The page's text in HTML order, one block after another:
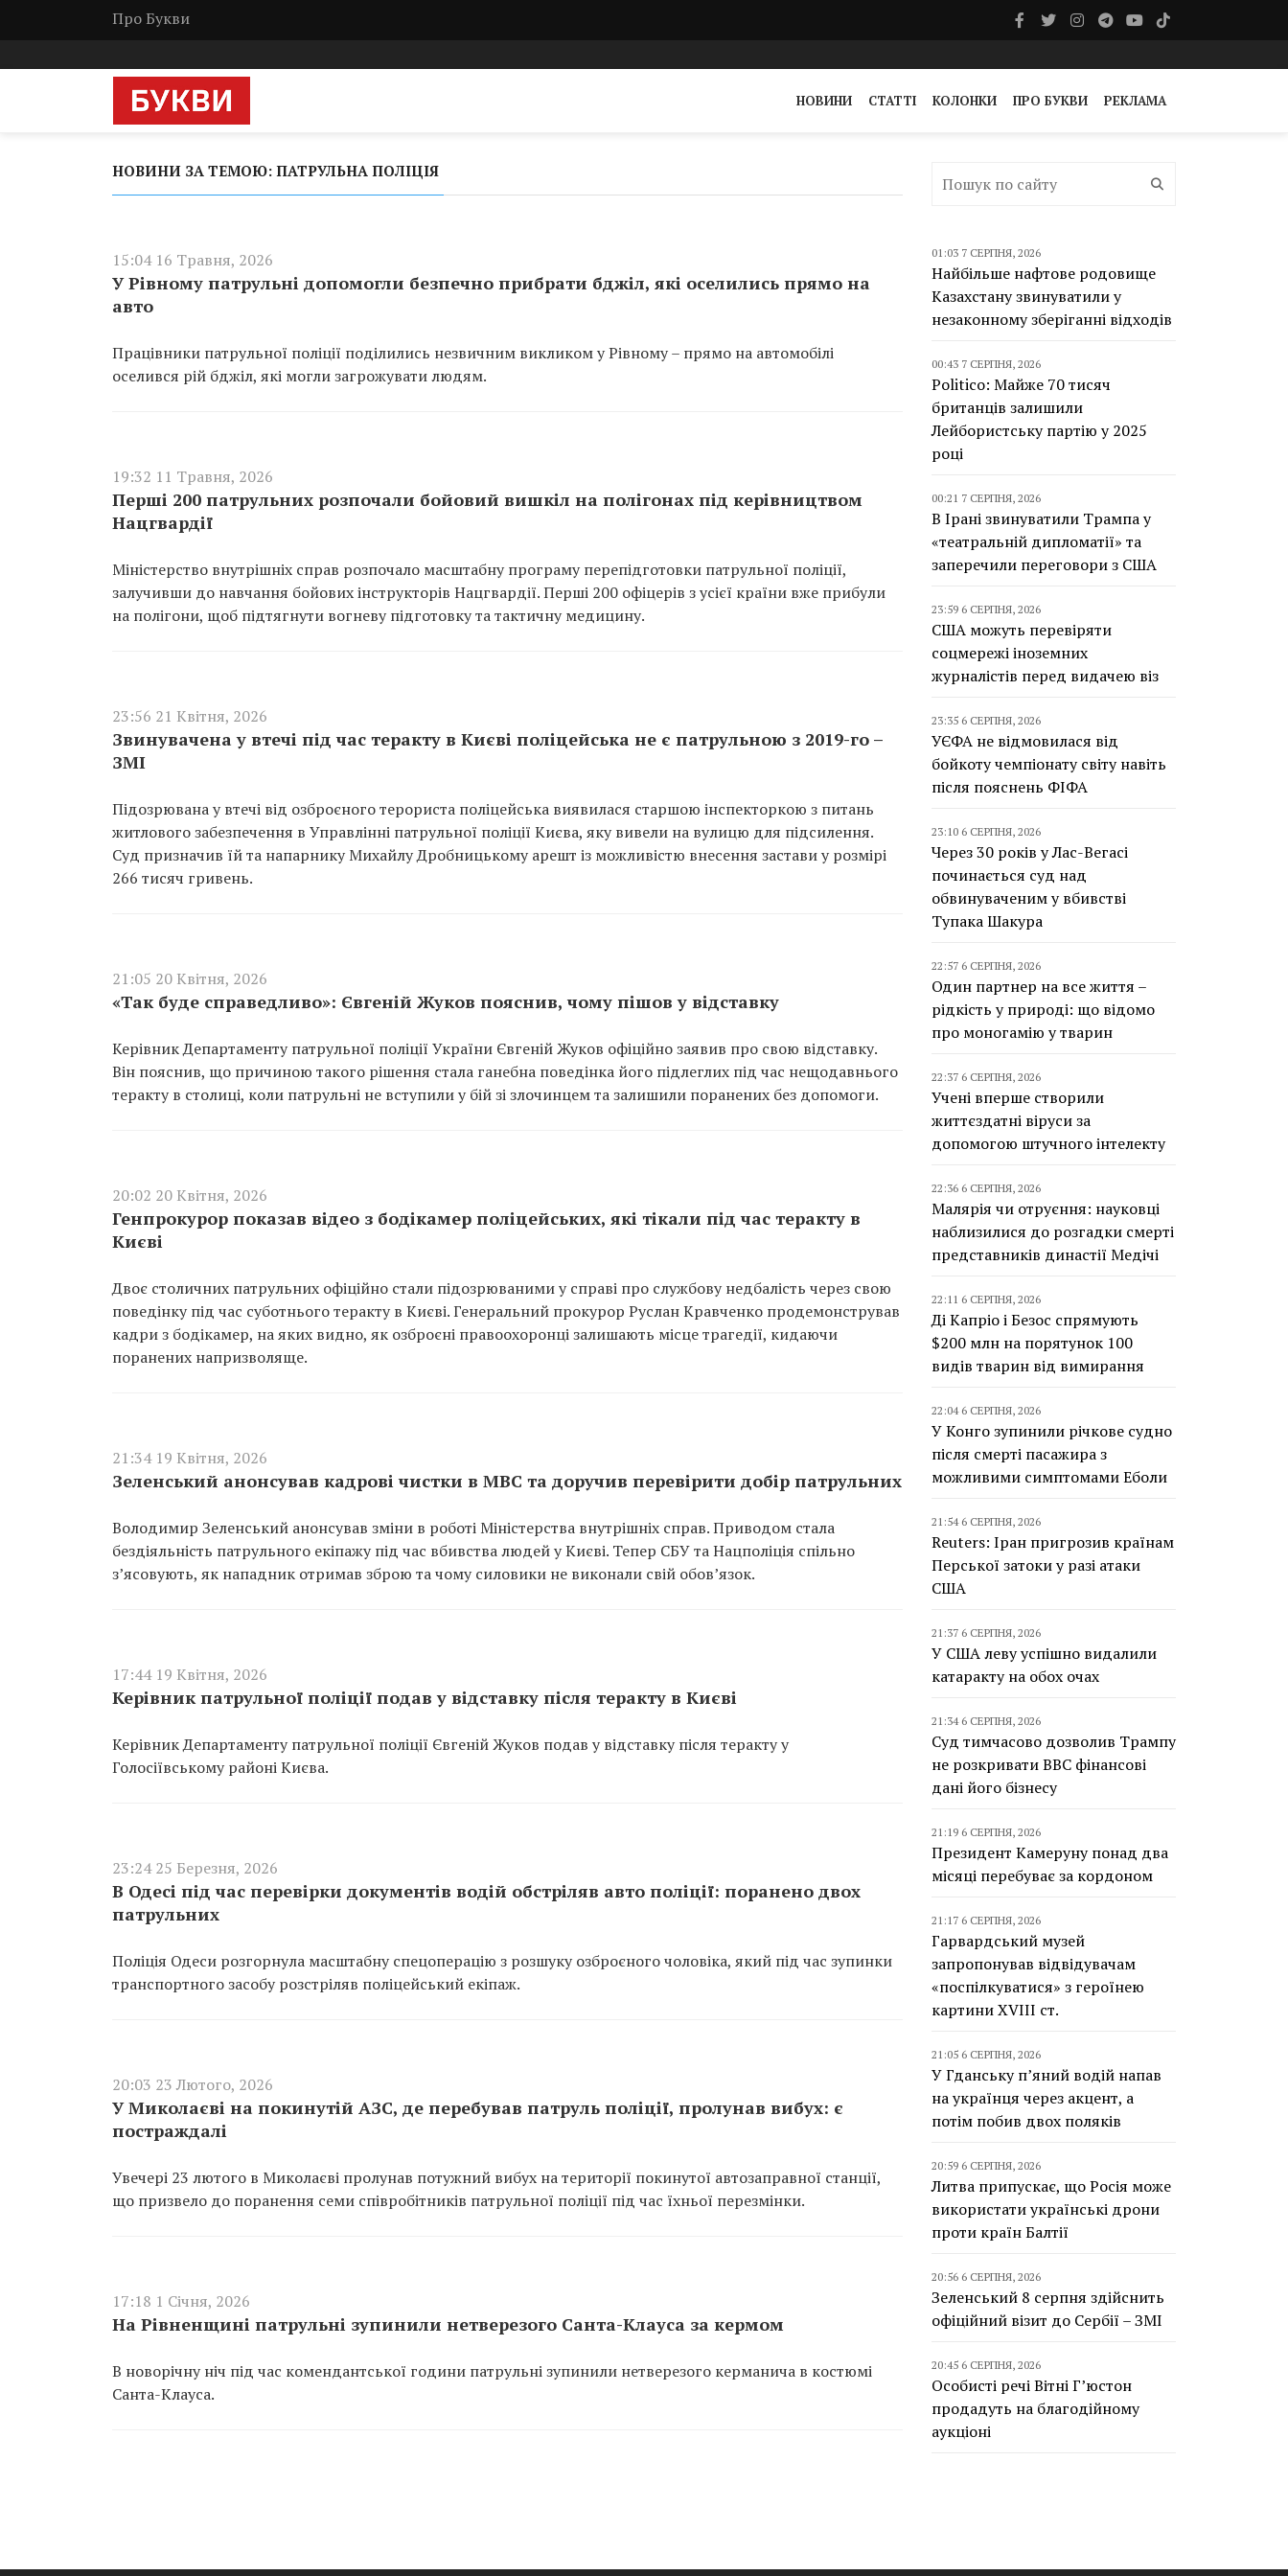
Про Букви
НОВИНИ СТАТТІ КОЛОНКИ ПРО БУКВИ РЕКЛАМА
НОВИНИ ЗА ТЕМОЮ: ПАТРУЛЬНА ПОЛІЦІЯ
15:04 16 Травня, 2026
У Рівному патрульні допомогли безпечно прибрати бджіл, які оселились прямо на
авто
Працівники патрульної поліції поділились незвичним викликом у Рівному – прямо на автомобілі
оселився рій бджіл, які могли загрожувати людям.
19:32 11 Травня, 2026
Перші 200 патрульних розпочали бойовий вишкіл на полігонах під керівництвом
Нацгвардії
Міністерство внутрішніх справ розпочало масштабну програму перепідготовки патрульної поліції,
залучивши до навчання бойових інструкторів Нацгвардії. Перші 200 офіцерів з усієї країни вже прибули
на полігони, щоб підтягнути вогневу підготовку та тактичну медицину.
23:56 21 Квітня, 2026
Звинувачена у втечі під час теракту в Києві поліцейська не є патрульною з 2019-го –
ЗМІ
Підозрювана у втечі від озброєного терориста поліцейська виявилася старшою інспекторкою з питань
житлового забезпечення в Управлінні патрульної поліції Києва, яку вивели на вулицю для підсилення.
Суд призначив їй та напарнику Михайлу Дробницькому арешт із можливістю внесення застави у розмірі
266 тисяч гривень.
21:05 20 Квітня, 2026
«Так буде справедливо»: Євгеній Жуков пояснив, чому пішов у відставку
Керівник Департаменту патрульної поліції України Євгеній Жуков офіційно заявив про свою відставку.
Він пояснив, що причиною такого рішення стала ганебна поведінка його підлеглих під час нещодавнього
теракту в столиці, коли патрульні не вступили у бій зі злочинцем та залишили поранених без допомоги.
20:02 20 Квітня, 2026
Генпрокурор показав відео з бодікамер поліцейських, які тікали під час теракту в
Києві
Двоє столичних патрульних офіційно стали підозрюваними у справі про службову недбалість через свою
поведінку під час суботнього теракту в Києві. Генеральний прокурор Руслан Кравченко продемонстрував
кадри з бодікамер, на яких видно, як озброєні правоохоронці залишають місце трагедії, кидаючи
поранених напризволяще.
21:34 19 Квітня, 2026
Зеленський анонсував кадрові чистки в МВС та доручив перевірити добір патрульних
Володимир Зеленський анонсував зміни в роботі Міністерства внутрішніх справ. Приводом стала
бездіяльність патрульного екіпажу під час вбивства людей у Києві. Тепер СБУ та Нацполіція спільно
з’ясовують, як нападник отримав зброю та чому силовики не виконали свій обов’язок.
17:44 19 Квітня, 2026
Керівник патрульної поліції подав у відставку після теракту в Києві
Керівник Департаменту патрульної поліції Євгеній Жуков подав у відставку після теракту у
Голосіївському районі Києва.
23:24 25 Березня, 2026
В Одесі під час перевірки документів водій обстріляв авто поліції: поранено двох
патрульних
Поліція Одеси розгорнула масштабну спецоперацію з розшуку озброєного чоловіка, який під час зупинки
транспортного засобу розстріляв поліцейський екіпаж.
20:03 23 Лютого, 2026
У Миколаєві на покинутій АЗС, де перебував патруль поліції, пролунав вибух: є
постраждалі
Увечері 23 лютого в Миколаєві пролунав потужний вибух на території покинутої автозаправної станції,
що призвело до поранення семи співробітників патрульної поліції під час їхньої перезмінки.
17:18 1 Січня, 2026
На Рівненщині патрульні зупинили нетверезого Санта-Клауса за кермом
В новорічну ніч під час комендантської години патрульні зупинили нетверезого керманича в костюмі
Санта-Клауса.
01:03 7 СЕРПНЯ, 2026
Найбільше нафтове родовище
Казахстану звинуватили у
незаконному зберіганні відходів
00:43 7 СЕРПНЯ, 2026
Politico: Майже 70 тисяч
британців залишили
Лейбористську партію у 2025
році
00:21 7 СЕРПНЯ, 2026
В Ірані звинуватили Трампа у
«театральній дипломатії» та
заперечили переговори з США
23:59 6 СЕРПНЯ, 2026
США можуть перевіряти
соцмережі іноземних
журналістів перед видачею віз
23:35 6 СЕРПНЯ, 2026
УЄФА не відмовилася від
бойкоту чемпіонату світу навіть
після пояснень ФІФА
23:10 6 СЕРПНЯ, 2026
Через 30 років у Лас-Вегасі
починається суд над
обвинуваченим у вбивстві
Тупака Шакура
22:57 6 СЕРПНЯ, 2026
Один партнер на все життя –
рідкість у природі: що відомо
про моногамію у тварин
22:37 6 СЕРПНЯ, 2026
Учені вперше створили
життєздатні віруси за
допомогою штучного інтелекту
22:36 6 СЕРПНЯ, 2026
Малярія чи отруєння: науковці
наблизилися до розгадки смерті
представників династії Медічі
22:11 6 СЕРПНЯ, 2026
Ді Капріо і Безос спрямують
$200 млн на порятунок 100
видів тварин від вимирання
22:04 6 СЕРПНЯ, 2026
У Конго зупинили річкове судно
після смерті пасажира з
можливими симптомами Еболи
21:54 6 СЕРПНЯ, 2026
Reuters: Іран пригрозив країнам
Перської затоки у разі атаки
США
21:37 6 СЕРПНЯ, 2026
У США леву успішно видалили
катаракту на обох очах
21:34 6 СЕРПНЯ, 2026
Суд тимчасово дозволив Трампу
не розкривати BBC фінансові
дані його бізнесу
21:19 6 СЕРПНЯ, 2026
Президент Камеруну понад два
місяці перебуває за кордоном
21:17 6 СЕРПНЯ, 2026
Гарвардський музей
запропонував відвідувачам
«поспілкуватися» з героїнею
картини XVIII ст.
21:05 6 СЕРПНЯ, 2026
У Гданську п’яний водій напав
на українця через акцент, а
потім побив двох поляків
20:59 6 СЕРПНЯ, 2026
Литва припускає, що Росія може
використати українські дрони
проти країн Балтії
20:56 6 СЕРПНЯ, 2026
Зеленський 8 серпня здійснить
офіційний візит до Сербії – ЗМІ
20:45 6 СЕРПНЯ, 2026
Особисті речі Вітні Г’юстон
продадуть на благодійному
аукціоні